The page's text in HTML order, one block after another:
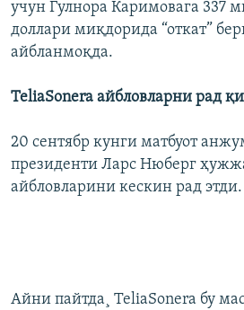
учун Гулнора Каримовага 337
доллари миқдорида “откат”
айбланмоқда.
TeliaSonera айбловларни рад
20 сентябр кунги матбуот
президенти Ларс Нюберг
айбловларини кескин рад этди.
Айни пайтда¸ TeliaSonera бу